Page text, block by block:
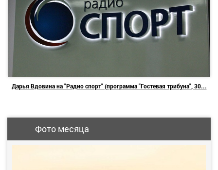
Дарья Вдовина на "Радио спорт" (программа "Гостевая трибуна", 30...
Фото месяца